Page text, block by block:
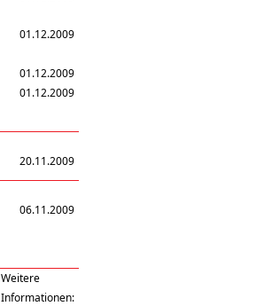
01.12.2009
01.12.2009
01.12.2009
20.11.2009
06.11.2009
Weitere
Informationen: